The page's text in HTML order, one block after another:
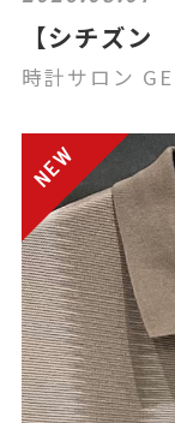
【シチズ
時計サロン